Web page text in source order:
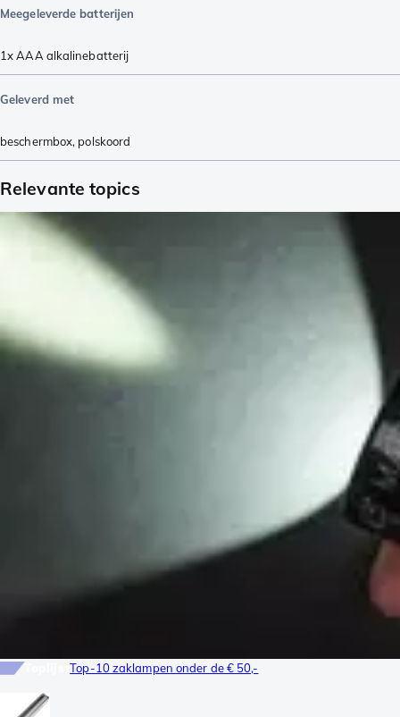
Meegeleverde batterijen
1x AAA alkalinebatterij
Geleverd met
beschermbox, polskoord
Relevante topics
ToplijstTop-10 zaklampen onder de € 50,-